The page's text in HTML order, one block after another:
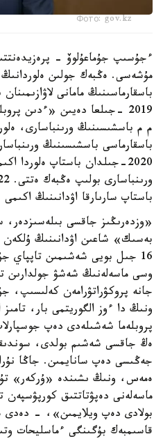
Фото: gov.kz
ءجۇسىپ جۇماعۇلوۆ -
مۇشەسى. ەڭبەك جولىن ەلوردانىڭ
2019 -جىلعا دەيىن «ءدىن
م م باسشىسىنىڭ ورىنباسارى،
باسقارماسى باسشىسىنىڭ
2020-جىلدان باستاپ ەلوردا
باستاپ سارىارقا اۋدانىنىڭ اكىمى
«وزدەرىڭىز جاقسى بىلەسىزدەر،
بەسىك» شاعىن اۋدانىنىڭ ۇلكەن
16 جىل بويى شەشىمىن
وسى ماسەلەنىڭ شەشۋ جولدارىن
جانە پروكۋراتۋرامەن كەلىسىپ،
ونىڭ دا ءوز الگوريتمى بار،
پروبلەما شەشىلەدى دەپ
ەڭ جاقسى شەشىم بولدى،
جەڭىسى دەپ سانايمىن. جاڭا نۇرا
ەمەس، ونىڭ ىشىندە «ۇركەر»
ماسەلەنى دەپۋتاتتىق
بولادى دەپ ويلايمىن»، - دەدى
قاسىمبەك بۇگىنگى ءماسليحات